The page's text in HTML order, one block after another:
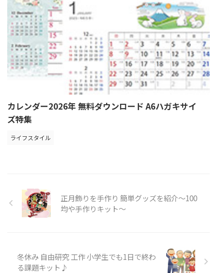
カレンダー2026年 無料ダウンロード A6ハガキサイ
ズ特集
ライフスタイル
正月飾りを手作り 簡単グッズを紹介～100
均や手作りキット～
冬休み 自由研究 工作 小学生でも1日で終わ
る課題キット♪